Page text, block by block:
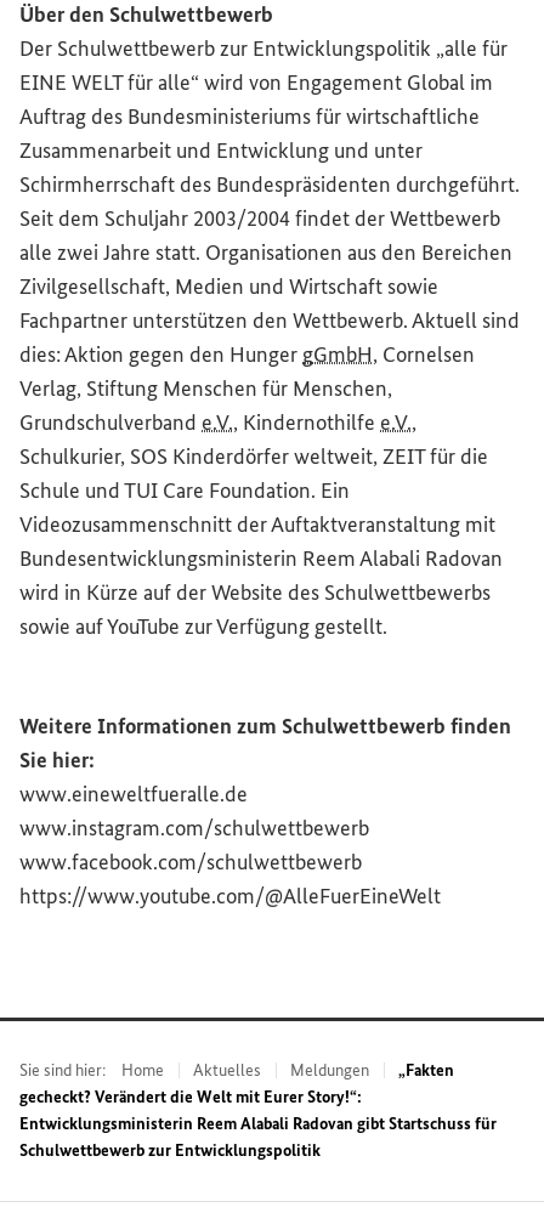
Über den Schulwettbewerb
Der Schulwettbewerb zur Entwicklungspolitik „alle für
EINE WELT für alle“ wird von Engagement Global im
Auftrag des Bundesministeriums für wirtschaftliche
Zusammenarbeit und Entwicklung und unter
Schirmherrschaft des Bundespräsidenten durchgeführt.
Seit dem Schuljahr 2003/2004 findet der Wettbewerb
alle zwei Jahre statt. Organisationen aus den Bereichen
Zivilgesellschaft, Medien und Wirtschaft sowie
Fachpartner unterstützen den Wettbewerb. Aktuell sind
dies: Aktion gegen den Hunger gGmbH, Cornelsen
Verlag, Stiftung Menschen für Menschen,
Grundschulverband e.V., Kindernothilfe e.V.,
Schulkurier, SOS Kinderdörfer weltweit, ZEIT für die
Schule und TUI Care Foundation. Ein
Videozusammenschnitt der Auftaktveranstaltung mit
Bundesentwicklungsministerin Reem Alabali Radovan
wird in Kürze auf derWebsite des Schulwettbewerbs
sowie auf YouTube zur Verfügung gestellt.
Weitere Informationen zum Schulwettbewerb finden
Sie hier:
www.eineweltfueralle.de
www.instagram.com/schulwettbewerb
www.facebook.com/schulwettbewerb
https://www.youtube.com/@AlleFuerEineWelt
Sie sind hier: Home Aktuelles Meldungen
„Fakten
gecheckt? Verändert die Welt mit Eurer Story!“:
Entwicklungsministerin Reem Alabali Radovan gibt Startschuss für
Schulwettbewerb zur Entwicklungspolitik